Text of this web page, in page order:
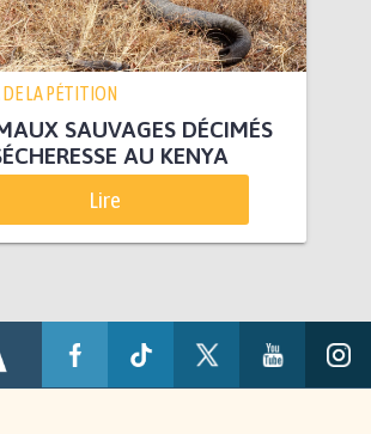
DE LA PÉTITION
SAUVAGES DÉCIMÉS
AU KENYA
Lire